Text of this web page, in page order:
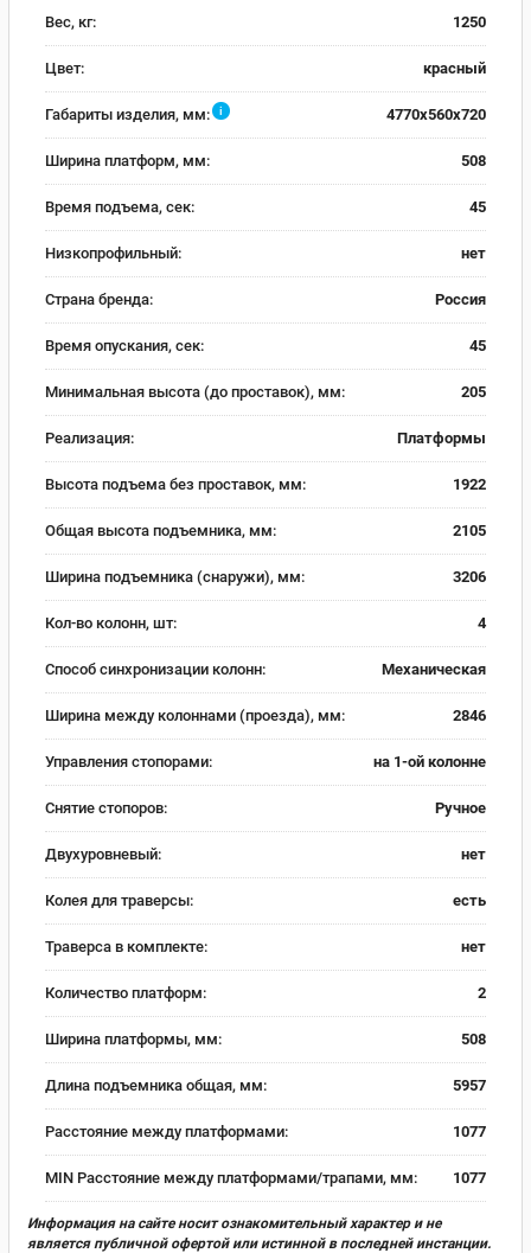
Вес, кг: 1250
Цвет: красный
Габариты изделия, мм: i 4770x560x720
Ширина платформ, мм: 508
Время подъема, сек: 45
Низкопрофильный: нет
Страна бренда: Россия
Время опускания, сек: 45
Минимальная высота (до проставок), мм: 205
Реализация: Платформы
Высота подъема без проставок, мм: 1922
Общая высота подъемника, мм: 2105
Ширина подъемника (снаружи), мм: 3206
Кол-во колонн, шт: 4
Способ синхронизации колонн: Механическая
Ширина между колоннами (проезда), мм: 2846
Управления стопорами: на 1-ой колонне
Снятие стопоров: Ручное
Двухуровневый: нет
Колея для траверсы: есть
Траверса в комплекте: нет
Количество платформ: 2
Ширина платформы, мм: 508
Длина подъемника общая, мм: 5957
Расстояние между платформами: 1077
MIN Расстояние между платформами/трапами, мм: 1077
Информация на сайте носит ознакомительный характер и не
является публичной офертой или истинной в последней инстанции.